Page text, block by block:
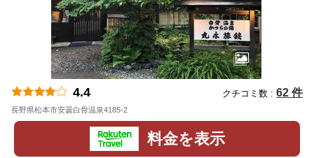
4.4 クチコミ数 : 62 件
長野県松本市安曇白骨温泉4185-2
料金を表示